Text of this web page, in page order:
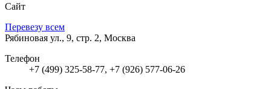
Сайт
Перевезу всем
Рябиновая ул., 9, стр. 2, Москва
Телефон
+7 (499) 325-58-77, +7 (926) 577-06-26